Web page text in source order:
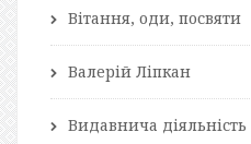
Вітання, оди, посвяти
Валерій Ліпкан
Видавнича діяльність